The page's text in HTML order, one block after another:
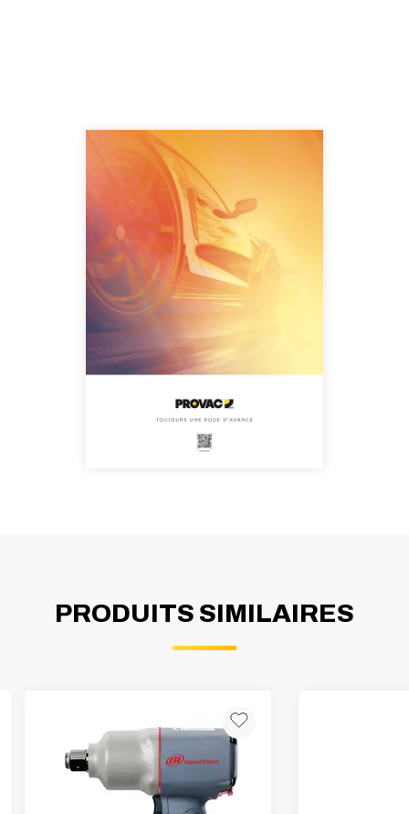
PRODUITS SIMILAIRES